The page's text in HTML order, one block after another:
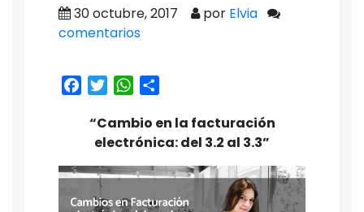
30 octubre, 2017 por Elvia
comentarios
Facebook
TwitterWhatsApp
“Cambio en la facturación
electrónica: del 3.2 al 3.3”